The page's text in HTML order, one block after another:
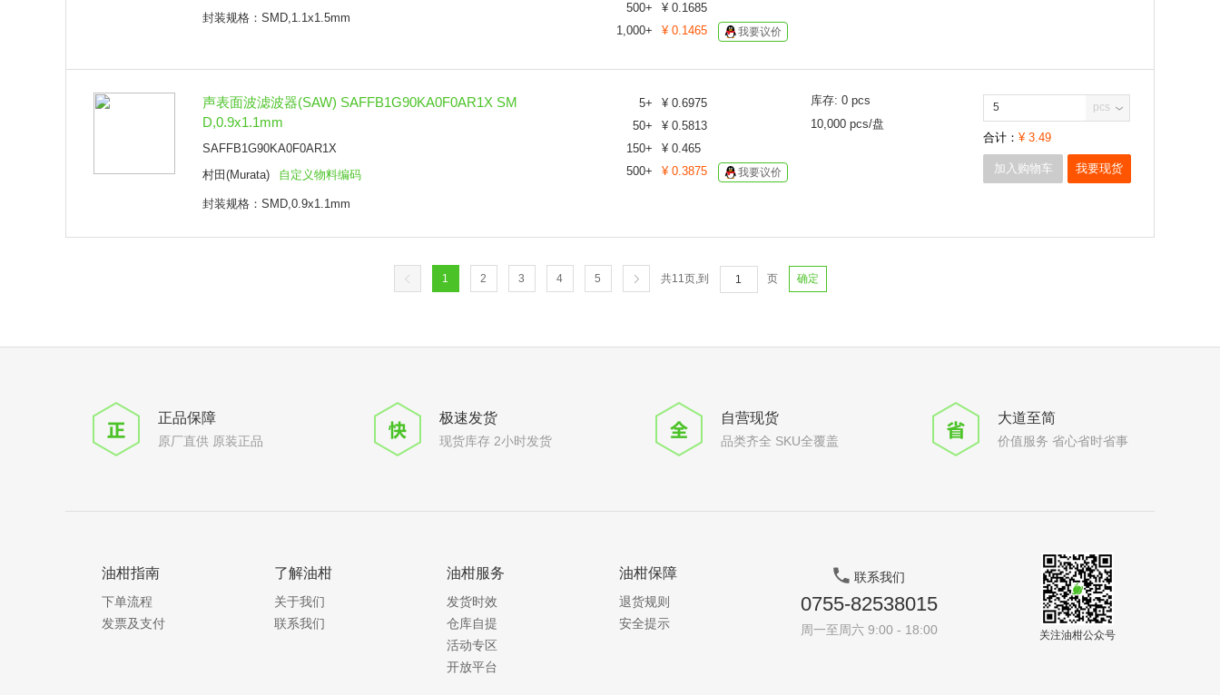
封装规格：SMD,1.1x1.5mm
500+ ¥ 0.1685
1,000+ ¥ 0.1465 我要议价
声表面波滤波器(SAW) SAFFB1G90KA0F0AR1X SM
D,0.9x1.1mm
SAFFB1G90KA0F0AR1X
村田(Murata)
自定义物料编码
封装规格：SMD,0.9x1.1mm
5+ ¥ 0.6975
50+ ¥ 0.5813
150+ ¥ 0.465
500+ ¥ 0.3875 我要议价
库存: 0 pcs
10,000 pcs/盘
pcs
合计： ¥ 3.49
加入购物车 我要现货
1 2 3 4 5 共11页,到 页 确定
正品保障
原厂直供 原装正品
极速发货
现货库存 2小时发货
自营现货
品类齐全 SKU全覆盖
大道至简
价值服务 省心省时省事
油柑指南
下单流程
发票及支付
了解油柑
关于我们
联系我们
油柑服务
发货时效
仓库自提
活动专区
开放平台
油柑保障
退货规则
安全提示
联系我们
0755-82538015
周一至周六 9:00 - 18:00 关注油柑公众号